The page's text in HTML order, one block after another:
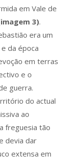
em Vale de
3).
era um
da época
em terras
e o
guerra.
do actual
ao
freguesia tão
devia dar
extensa em